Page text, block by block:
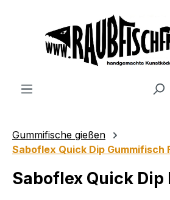
Gummifische gießen
Saboflex Quick Dip Gummifisch
Saboflex Quick Dip